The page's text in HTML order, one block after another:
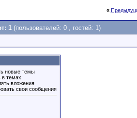
«
1 (пользователей: 0 , гостей: 1)
новые темы
в темах
вложения
свои сообщения